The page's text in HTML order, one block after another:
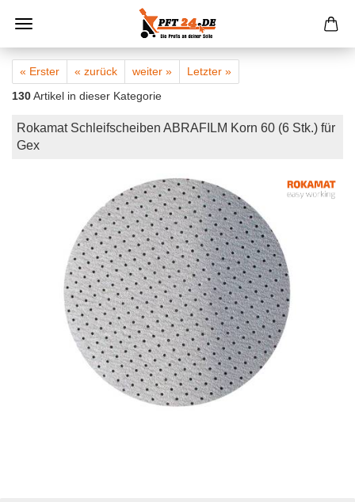
« Erster « zurück weiter »
Letzter »
130Artikel in dieser Kategorie
Rokamat Schleifscheiben ABRAFILM Korn 60 (6 Stk.) für
Gex